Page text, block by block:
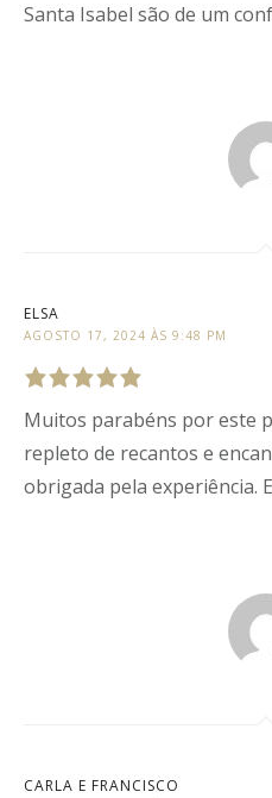
Santa Isabel são de um
ELSA
AGOSTO 17, 2024 ÀS 9:48 PM
Rated 5out
of5.
Muitos parabéns por este
repleto de recantos e
obrigada pela experiência.
CARLA E FRANCISCO